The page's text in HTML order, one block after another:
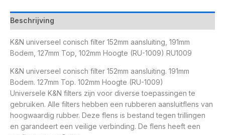
Beschrijving
K&N universeel conisch filter 152mm aansluiting, 191mm
Bodem, 127mm Top, 102mm Hoogte (RU-1009) RU1009
K&N universeel conisch filter 152mm aansluiting. 191mm
Bodem. 127mm Top. 102mm Hoogte (RU-1009)
Universele K&N filters zijn voor diverse toepassingen te
gebruiken. Alle filters hebben een rubberen aansluitflens van
hoogwaardig rubber. Deze flens is bestand tegen trillingen
en garandeert een veilige verbinding. De flens heeft een